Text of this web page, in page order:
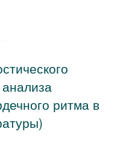
ритма в